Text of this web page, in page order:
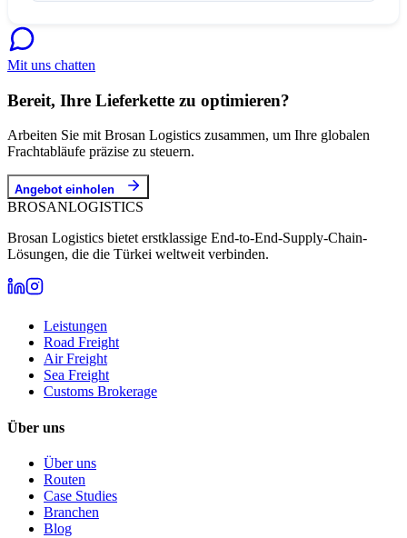
Mit uns chatten
Bereit, Ihre Lieferkette zu optimieren?
Arbeiten Sie mit Brosan Logistics zusammen, um Ihre globalen
Frachtabläufe präzise zu steuern.
Angebot einholen
BROSANLOGISTICS
Brosan Logistics bietet erstklassige End-to-End-Supply-Chain-
Lösungen, die die Türkei weltweit verbinden.
Leistungen
Road Freight
Air Freight
Sea Freight
Customs Brokerage
Über uns
Über uns
Routen
Case Studies
Branchen
Blog